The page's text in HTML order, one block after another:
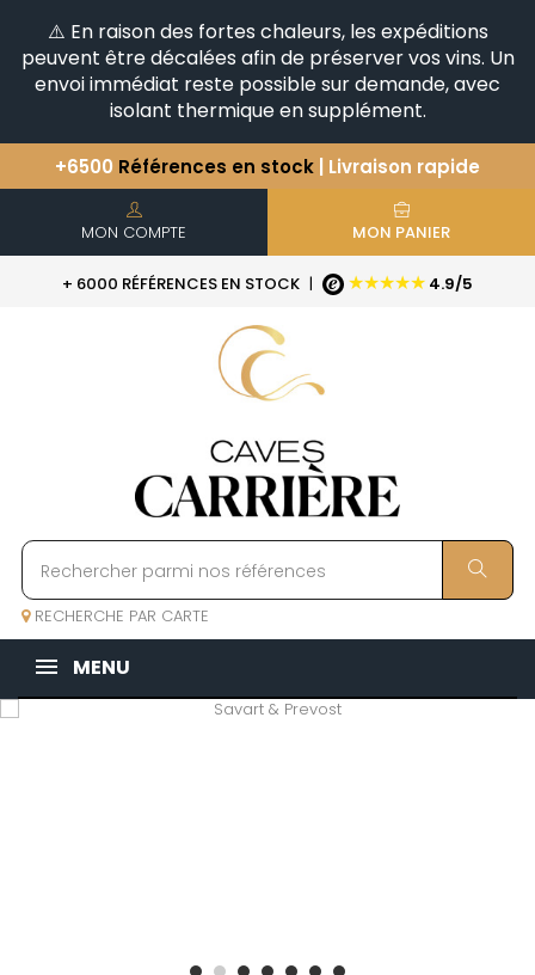
⚠️ En raison des fortes chaleurs, les expéditions
peuvent être décalées afin de préserver vos vins. Un
envoi immédiat reste possible sur demande, avec
isolant thermique en supplément.
Vous avez une question ?
+33(0)345812020
Découvrez notre sélectiond'Horizontales & Verticales
Références en stock | Livraison rapide
MON COMPTE MON PANIER
+ 6000 RÉFÉRENCES EN STOCK | ★★★★★ 4.9/5
RECHERCHE PAR CARTE
MENU